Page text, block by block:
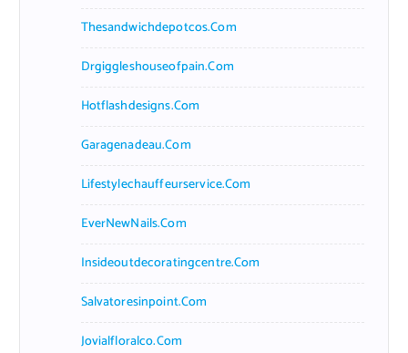
Thesandwichdepotcos.com
Drgiggleshouseofpain.com
Hotflashdesigns.com
Garagenadeau.com
Lifestylechauffeurservice.com
EverNewNails.com
Insideoutdecoratingcentre.com
Salvatoresinpoint.com
Jovialfloralco.com